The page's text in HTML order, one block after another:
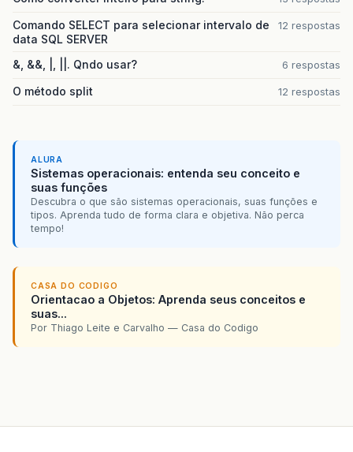
Comando SELECT para selecionar intervalo de
data SQL SERVER
12 respostas
&, &&, |, ||. Qndo usar? 6 respostas
O método split 12 respostas
ALURA
Sistemas operacionais: entenda seu conceito e
suas funções
Descubra o que são sistemas operacionais, suas funções e
tipos. Aprenda tudo de forma clara e objetiva. Não perca
tempo!
CASA DO CODIGO
Orientacao a Objetos: Aprenda seus conceitos e
suas...
Por Thiago Leite e Carvalho — Casa do Codigo